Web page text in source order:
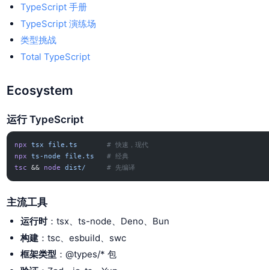
TypeScript 手册
TypeScript 演练场
类型挑战
Total TypeScript
Ecosystem
运行 TypeScript
npx tsx file.ts
       # 快速，现代
npx
ts-node file.ts
   # 经典
tsc
&& node dist/
     # 先编译
主流工具
运行时：tsx、ts-node、Deno、Bun
构建：tsc、esbuild、swc
框架类型 ：@types/* 包